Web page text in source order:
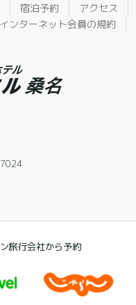
宿泊予約 アクセス
ンターネット会員の規約
旅行会社から予約